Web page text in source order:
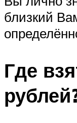
близкий
Где